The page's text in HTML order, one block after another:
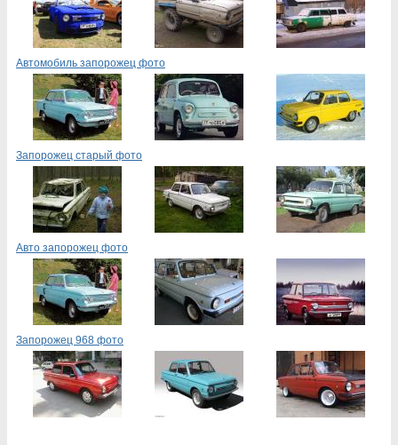
Автомобиль запорожец фото
Запорожец старый фото
Авто запорожец фото
Запорожец 968 фото